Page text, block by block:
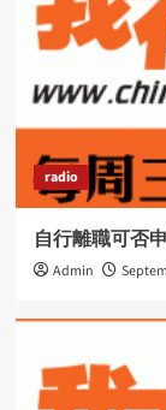
radio
自行離職可否
Admin